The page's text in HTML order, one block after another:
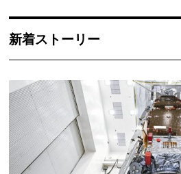
新着ストーリー